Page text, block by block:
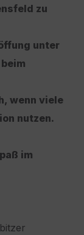
zu
unter
wenn viele
nutzen.
im